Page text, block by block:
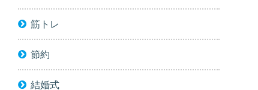
筋トレ
節約
結婚式